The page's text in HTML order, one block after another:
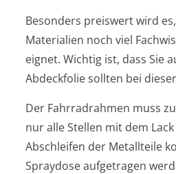
Besonders preiswert wird
Materialien noch viel
eignet. Wichtig ist, dass Sie
Abdeckfolie sollten bei
Der Fahrradrahmen muss
nur alle Stellen mit dem
Abschleifen der Metallteile
Spraydose aufgetragen